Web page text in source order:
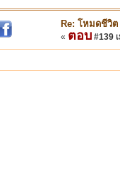
Re: โหมดชีวิต
« ตอบ #139